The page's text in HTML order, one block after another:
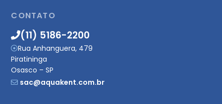
CONTATO
(11) 5186-2200
Rua Anhanguera, 479
Piratininga
Osasco – SP
sac@aquakent.com.br